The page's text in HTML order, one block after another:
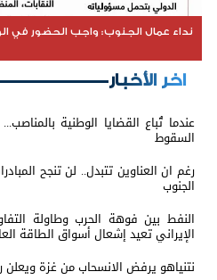
نداء عمال الجنوب: واجب الحضور في
اخر الأخبار
عندما تُباع القضايا الوطنية
السقوط
رغم ان العناوين تتبدل.. لن تنجح
الجنوب
النفط بين فوهة الحرب وطاولة
الإيراني تعيد إشعال أسواق الطاقة
نتنياهو يرفض الانسحاب من غزة